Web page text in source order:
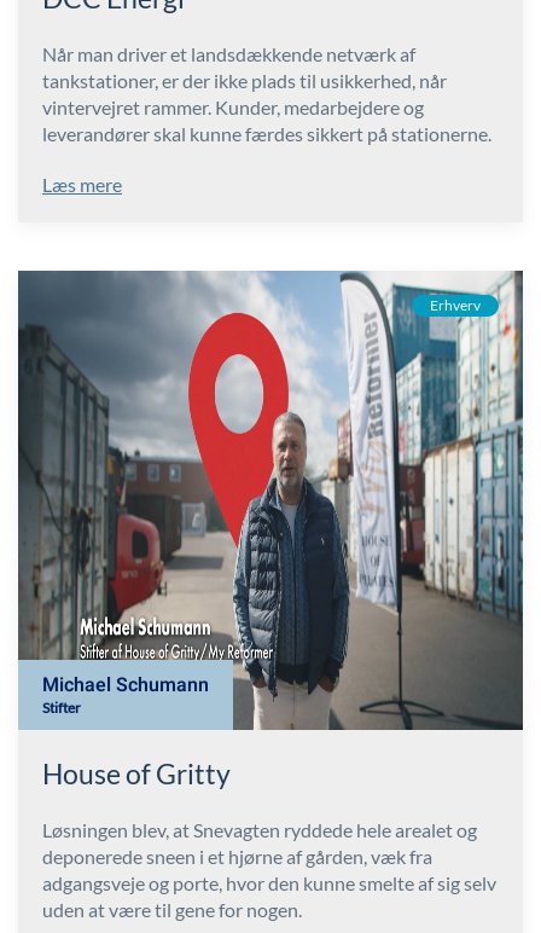
Når man driver et landsdækkende netværk af
tankstationer, er der ikke plads til usikkerhed, når
vintervejret rammer. Kunder, medarbejdere og
leverandører skal kunne færdes sikkert på stationerne.
Læs mere
Erhverv
Michael Schumann
Stifter
House of Gritty
Løsningen blev, at Snevagten ryddede hele arealet og
deponerede sneen i et hjørne af gården, væk fra
adgangsveje og porte, hvor den kunne smelte af sig selv
uden at være til gene for nogen.